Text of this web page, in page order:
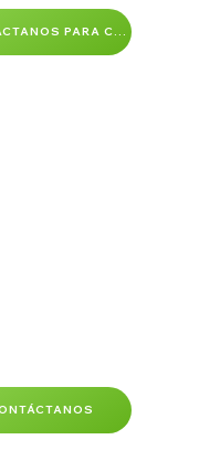
CONTÁCTANOS PARA COTIZACION AQUI